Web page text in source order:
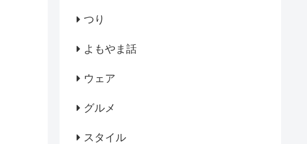
つり
よもやま話
ウェア
グルメ
スタイル